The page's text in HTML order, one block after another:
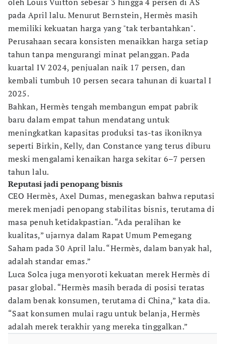
pada April lalu. Menurut Bernstein, Hermès masih
memiliki kekuatan harga yang "tak terbantahkan".
Perusahaan secara konsisten menaikkan harga setiap
tahun tanpa mengurangi minat pelanggan. Pada
kuartal IV 2024, penjualan naik 17 persen, dan
kembali tumbuh 10 persen secara tahunan di kuartal I
2025.
Bahkan, Hermès tengah membangun empat pabrik
baru dalam empat tahun mendatang untuk
meningkatkan kapasitas produksi tas-tas ikoniknya
seperti Birkin, Kelly, dan Constance yang terus diburu
meski mengalami kenaikan harga sekitar 6–7 persen
tahun lalu.
Reputasi jadi penopang bisnis
CEO Hermès, Axel Dumas, menegaskan bahwa reputasi
merek menjadi penopang stabilitas bisnis, terutama di
masa penuh ketidakpastian. “Ada peralihan ke
kualitas,” ujarnya dalam Rapat Umum Pemegang
Saham pada 30 April lalu. “Hermès, dalam banyak hal,
adalah standar emas.”
Luca Solca juga menyoroti kekuatan merek Hermès di
pasar global. “Hermès masih berada di posisi teratas
dalam benak konsumen, terutama di China,” kata dia.
“Saat konsumen mulai ragu untuk belanja, Hermès
adalah merek terakhir yang mereka tinggalkan.”